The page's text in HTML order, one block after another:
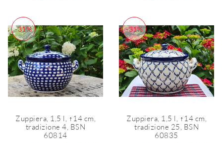
-31%
Zuppiera, 1,5 l, ↑14 cm,
tradizione 4, BSN
60814
-31%
Zuppiera, 1,5 l, ↑14 cm,
tradizione 25, BSN
60835